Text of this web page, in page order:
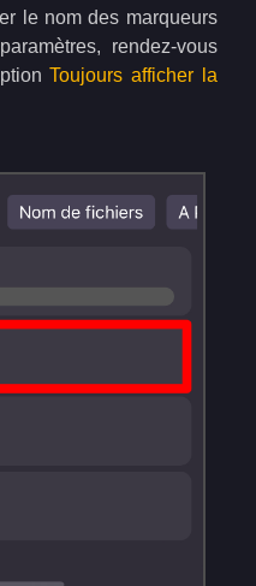
le nom des marqueurs
rendez-vous
Toujours afficher la